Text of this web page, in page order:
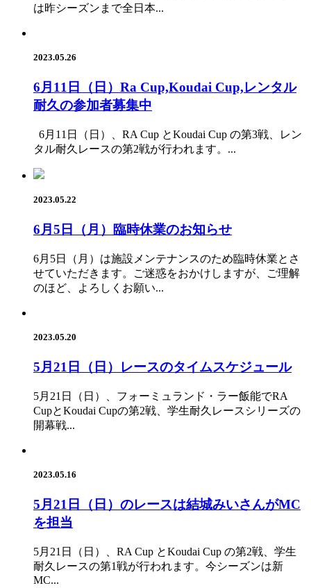
は昨シーズンまで全日本...
2023.05.26
6月11日（日）Ra Cup,Koudai Cup,レンタル
耐久の参加者募集中
6月11日（日）、RA Cup とKoudai Cup の第3戦、レン
タル耐久レースの第2戦が行われます。...
2023.05.22
6月5日（月）臨時休業のお知らせ
6月5日（月）は施設メンテナンスのため臨時休業とさ
せていただきます。ご迷惑をおかけしますが、ご理解
のほど、よろしくお願い...
2023.05.20
5月21日（日）レースのタイムスケジュール
5月21日（日）、フォーミュランド・ラー飯能でRA
CupとKoudai Cupの第2戦、学生耐久レースシリーズの
開幕戦...
2023.05.16
5月21日（日）のレースは結城みいさんがMC
を担当
5月21日（日）、RA Cup とKoudai Cup の第2戦、学生
耐久レースの第1戦が行われます。今シーズンは新
MC...